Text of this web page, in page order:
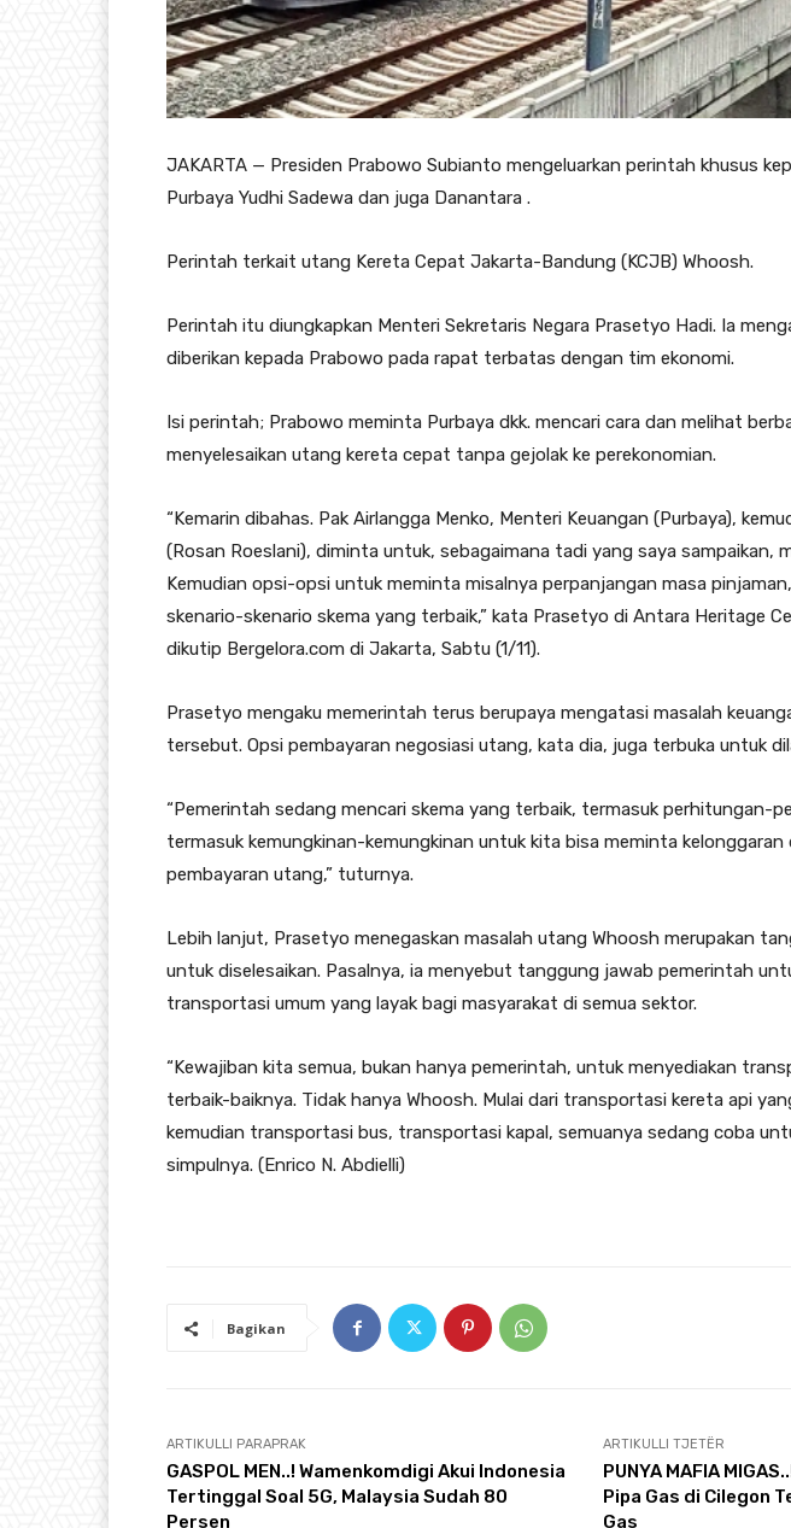
JAKARTA — Presiden Prabowo Subianto mengeluarkan perintah khusus
Purbaya Yudhi Sadewa dan juga Danantara .
Perintah terkait utang Kereta Cepat Jakarta-Bandung (KCJB) Whoosh.
Perintah itu diungkapkan Menteri Sekretaris Negara Prasetyo Hadi. Ia
diberikan kepada Prabowo pada rapat terbatas dengan tim ekonomi.
Isi perintah; Prabowo meminta Purbaya dkk. mencari cara dan melihat
menyelesaikan utang kereta cepat tanpa gejolak ke perekonomian.
“Kemarin dibahas. Pak Airlangga Menko, Menteri Keuangan (Purbaya),
(Rosan Roeslani), diminta untuk, sebagaimana tadi yang saya sampaikan,
Kemudian opsi-opsi untuk meminta misalnya perpanjangan masa
skenario-skenario skema yang terbaik,” kata Prasetyo di Antara Heritage
dikutip Bergelora.com di Jakarta, Sabtu (1/11).
Prasetyo mengaku memerintah terus berupaya mengatasi masalah
tersebut. Opsi pembayaran negosiasi utang, kata dia, juga terbuka untuk
“Pemerintah sedang mencari skema yang terbaik, termasuk perhitungan-
termasuk kemungkinan-kemungkinan untuk kita bisa meminta kelonggaran
pembayaran utang,” tuturnya.
Lebih lanjut, Prasetyo menegaskan masalah utang Whoosh merupakan
untuk diselesaikan. Pasalnya, ia menyebut tanggung jawab pemerintah
transportasi umum yang layak bagi masyarakat di semua sektor.
“Kewajiban kita semua, bukan hanya pemerintah, untuk menyediakan
terbaik-baiknya. Tidak hanya Whoosh. Mulai dari transportasi kereta api
kemudian transportasi bus, transportasi kapal, semuanya sedang coba
simpulnya. (Enrico N. Abdielli)
Bagikan
ARTIKULLI PARAPRAK
GASPOL MEN..! Wamenkomdigi Akui Indonesia
Tertinggal Soal 5G, Malaysia Sudah 80
Persen
ARTIKULLI TJETËR
PUNYA MAFIA
Pipa Gas di Cilegon
Gas